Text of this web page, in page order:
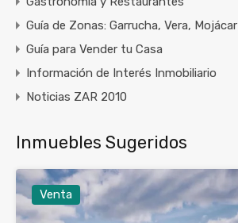
Guía de Zonas: Garrucha, Vera, Mojácar
Guía para Vender tu Casa
Información de Interés Inmobiliario
Noticias ZAR 2010
Inmuebles Sugeridos
Venta